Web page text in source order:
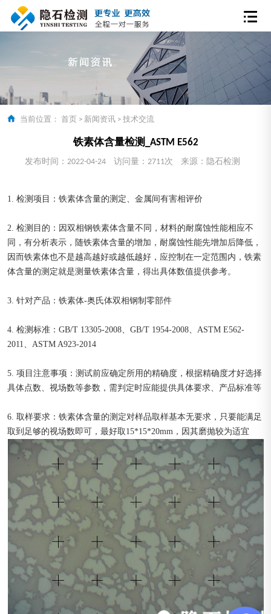
当前位置： 首页 > 新闻资讯 > 技术交流
铁素体含量检测_ASTM E562
发布时间：2022-04-24 访问量：2711次 来源：隐石检测
1. 检测项目：铁素体含量的测定、金属间有害相评价
2. 检测目的：因双相钢铁素体含量不同，材料的耐腐蚀性能相应不
同，有分析表示，随铁素体含量的增加，耐腐蚀性能先增加后降低，
因而铁素体也不是越高越好或越低越好，应控制在一定范围内，铁素
体含量的测定就是测量铁素体含量，得出具体数值提供参考。
3. 针对产品：铁素体-奥氏体双相钢制零部件
4. 检测标准：GB/T 13305-2008、GB/T 1954-2008、ASTM E562-
2011、ASTM A923-2014
5. 项目注意事项：测试前应确定所用的精确度，根据精确度才好选择
具体点数、视场数等参数，需判定时应能提供具体要求、产品标准等
6. 取样要求：铁素体含量的测定对样品取样基本无要求，只要能满足
取到足够的视场数即可，最好取15*15*20mm，因其磨抛较为适宜